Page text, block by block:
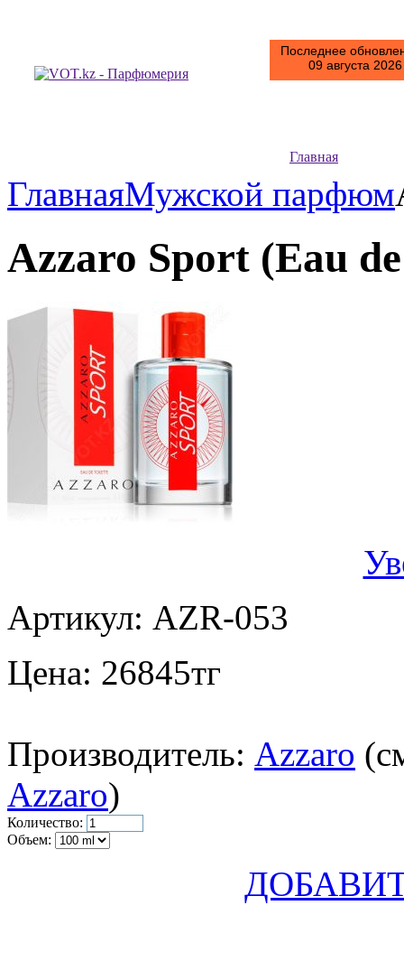
Последнее
09 августа
Главная
ГлавнаяМужской парфюм
Azzaro Sport (Eau
Артикул: AZR-053
Цена: 26845тг
Производитель: Azzaro
Azzaro)
Количество:
Объем: